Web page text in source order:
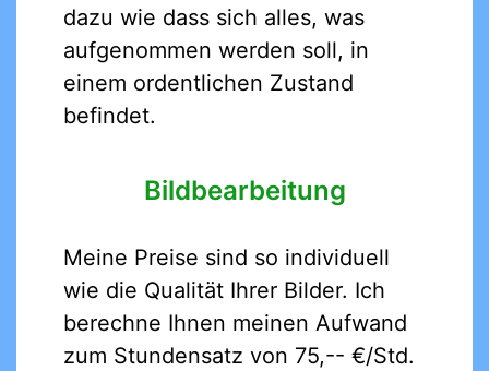
dazu wie dass sich alles, was
aufgenommen werden soll, in
einem ordentlichen Zustand
befindet.
Bildbearbeitung
Meine Preise sind so individuell
wie die Qualität Ihrer Bilder. Ich
berechne Ihnen meinen Aufwand
zum Stundensatz von 75,-- €/Std.